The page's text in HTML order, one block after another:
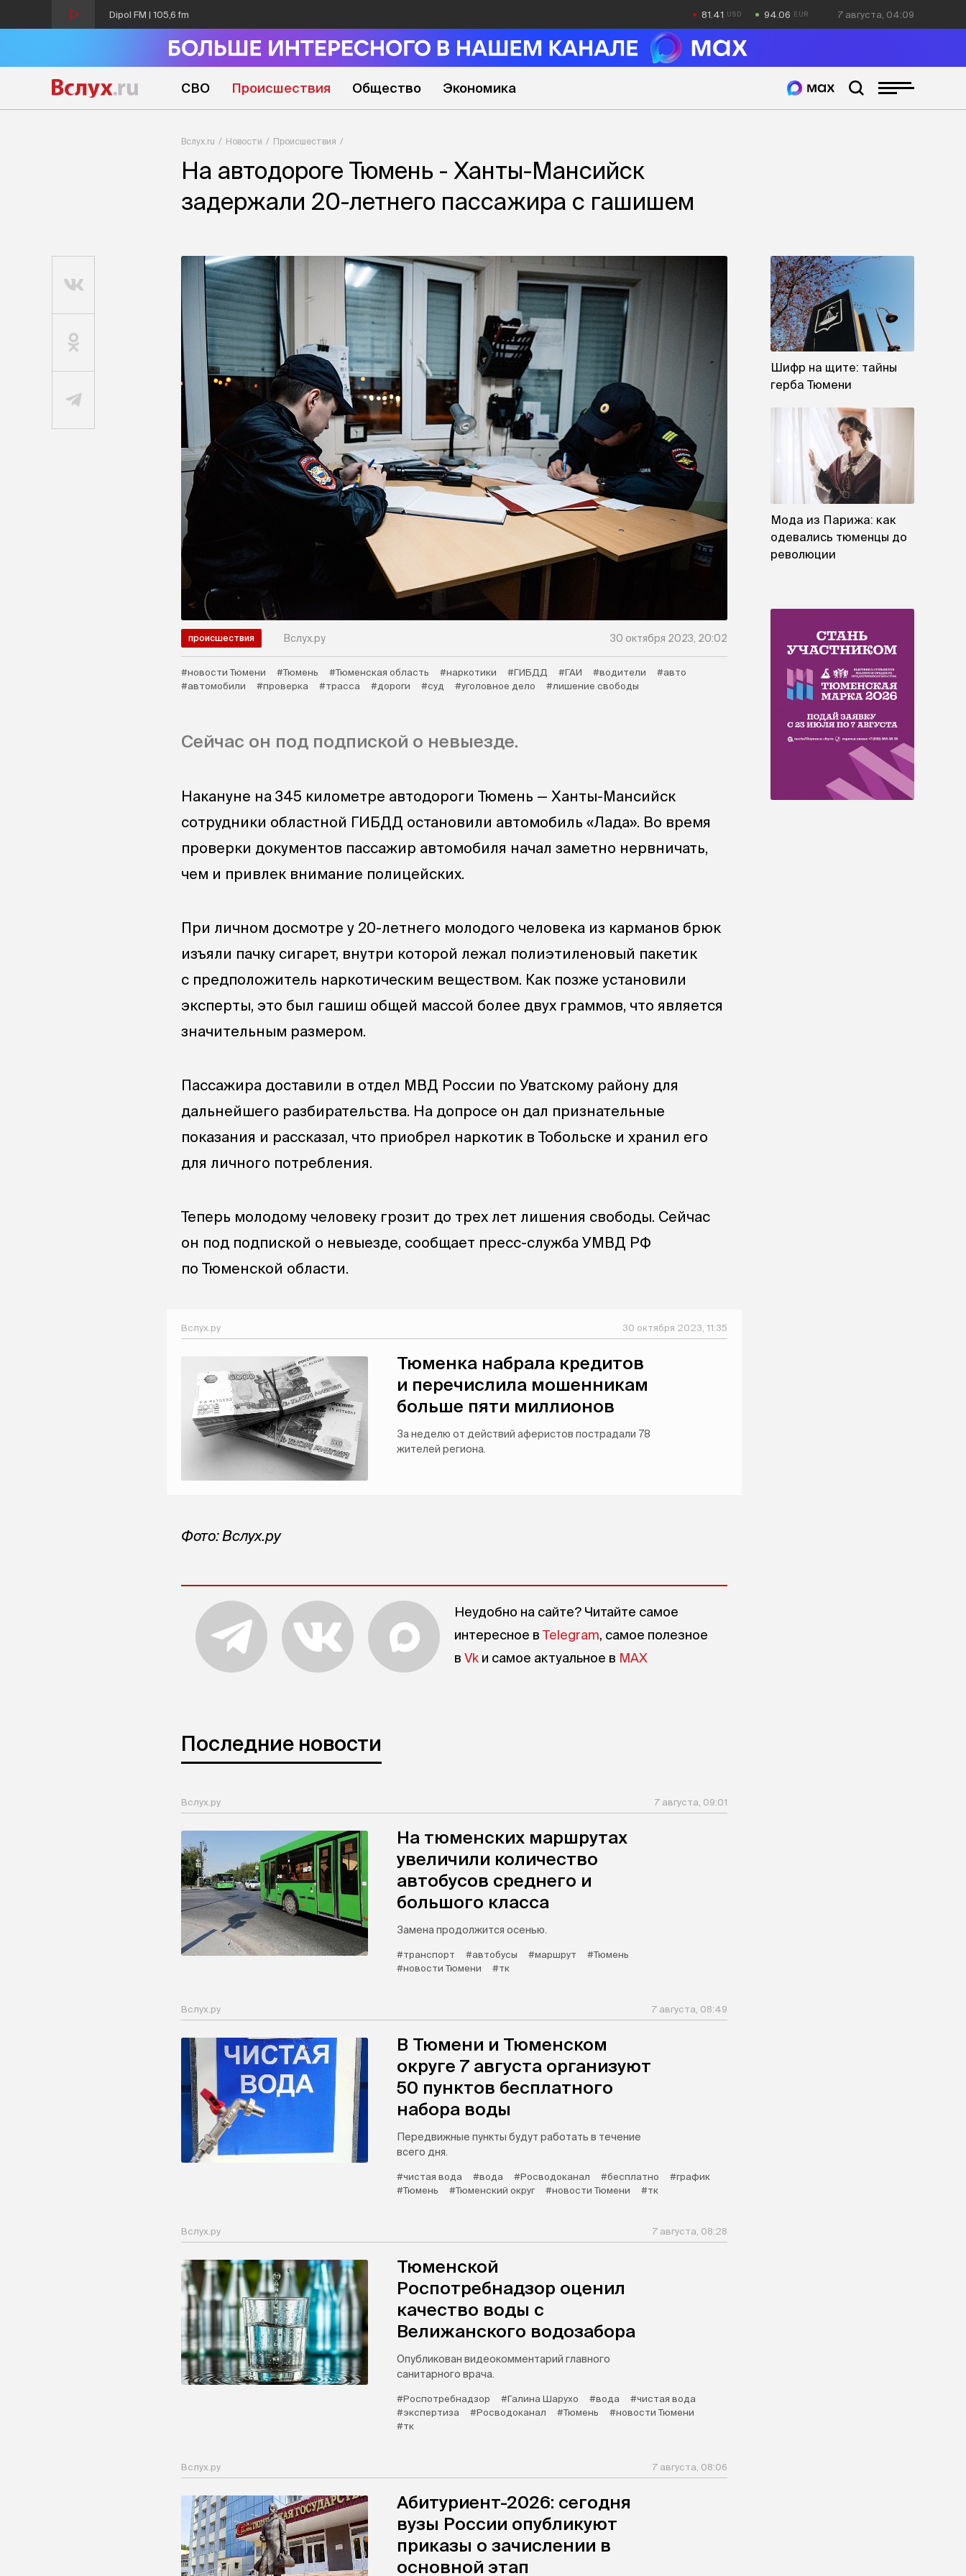
Dipol FM | 105,6 fm 81.41 94.06 7 августа, 04:09
СВО Происшествия Общество Экономика
Вслух.ru Новости Происшествия
На автодороге Тюмень - Ханты-Мансийск
задержали 20-летнего пассажира с гашишем
происшествия Вслух.ру 30 октября 2023, 20:02
#новости Тюмени #Тюмень #Тюменская область #наркотики #ГИБДД #ГАИ #водители
#авто
#автомобили
#проверка #трасса #дороги #суд #уголовное дело #лишение свободы
Сейчас он под подпиской о невыезде.
Накануне на 345 километре автодороги Тюмень — Ханты-Мансийск
сотрудники областной ГИБДД остановили автомобиль «Лада». Во время
проверки документов пассажир автомобиля начал заметно нервничать,
чем и привлек внимание полицейских.
При личном досмотре у 20-летнего молодого человека из карманов брюк
изъяли пачку сигарет, внутри которой лежал полиэтиленовый пакетик
с предположитель наркотическим веществом. Как позже установили
эксперты, это был гашиш общей массой более двух граммов, что является
значительным размером.
Пассажира доставили в отдел МВД России по Уватскому району для
дальнейшего разбирательства. На допросе он дал признательные
показания и рассказал, что приобрел наркотик в Тобольске и хранил его
для личного потребления.
Теперь молодому человеку грозит до трех лет лишения свободы. Сейчас
он под подпиской о невыезде, сообщает пресс-служба УМВД РФ
по Тюменской области.
Вслух.ру 30 октября 2023, 11:35
Тюменка набрала кредитов
и перечислила мошенникам
больше пяти миллионов
За неделю от действий аферистов пострадали 78
жителей региона.
Фото: Вслух.ру
Неудобно на сайте? Читайте самое
интересное в Telegram, самое полезное
в Vk и самое актуальное в MAX
Последние новости
Вслух.ру 7 августа, 09:01
На тюменских маршрутах
увеличили количество
автобусов среднего и
большого класса
Замена продолжится осенью.
#транспорт #автобусы #маршрут
#Тюмень
#новости Тюмени
#тк
Вслух.ру 7 августа, 08:49
В Тюмени и Тюменском
округе 7 августа организуют
50 пунктов бесплатного
набора воды
Передвижные пункты будут работать в течение
всего дня.
#чистая вода #вода #Росводоканал #бесплатно
#график
#Тюмень
#Тюменский округ #новости Тюмени #тк
Вслух.ру 7 августа, 08:28
Тюменской
Роспотребнадзор оценил
качество воды с
Велижанского водозабора
Опубликован видеокомментарий главного
санитарного врача.
#Роспотребнадзор #Галина Шарухо #вода
#чистая вода
#экспертиза
#Росводоканал #Тюмень
#новости Тюмени
#тк
Вслух.ру 7 августа, 08:06
Абитуриент-2026: сегодня
вузы России опубликуют
приказы о зачислении в
основной этап
Шифр на щите: тайны
герба Тюмени
Мода из Парижа: как
одевались тюменцы до
революции